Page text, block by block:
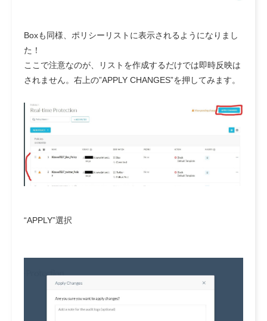
Boxも同様、ポリシーリストに表示されるようになりまし
た！
ここで注意なのが、リストを作成するだけでは即時反映は
されません。右上の”APPLY CHANGES”を押してみます。
“APPLY”選択